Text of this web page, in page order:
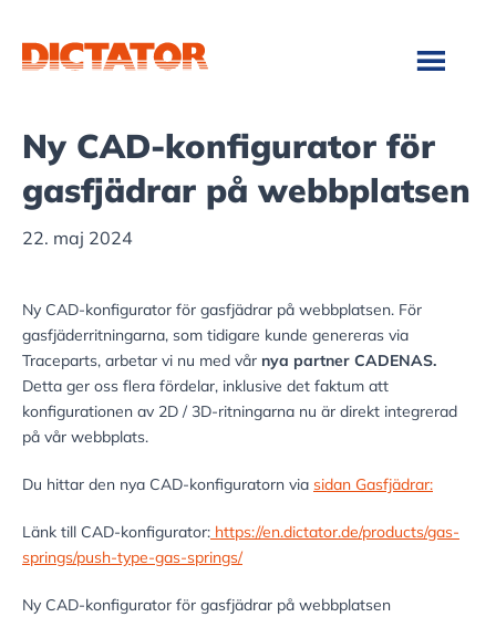
huvudinnehåll
sidfot
Ny CAD-konfigurator för
gasfjädrar på webbplatsen
22. maj 2024
Ny CAD-konfigurator för gasfjädrar på webbplatsen. För
gasfjäderritningarna, som tidigare kunde genereras via
Traceparts, arbetar vi nu med vår nya partner CADENAS.
Detta ger oss flera fördelar, inklusive det faktum att
konfigurationen av 2D / 3D-ritningarna nu är direkt integrerad
på vår webbplats.
Du hittar den nya CAD-konfiguratorn via sidan Gasfjädrar:
Länk till CAD-konfigurator: https://en.dictator.de/products/gas-
springs/push-type-gas-springs/
Ny CAD-konfigurator för gasfjädrar på webbplatsen